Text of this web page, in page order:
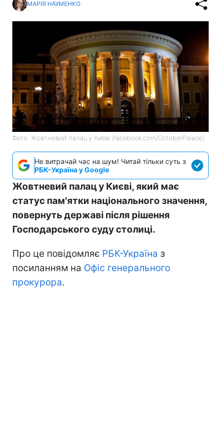
МАРІЯ НАУМЕНКО
Фото: Жовтневий палац у Києві (facebook.com/OctoberPalace)
Не витрачай час на шум! Читай тільки суть з
РБК-Україна у Google
Жовтневий палац у Києві, який має
статус пам'ятки національного значення,
повернуть державі після рішення
Господарського суду столиці.
Про це повідомляє РБК-Україна з
посиланням на Офіс генерального
прокурора.